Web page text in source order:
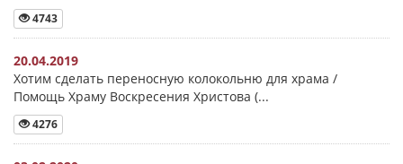
4743
20.04.2019
Хотим сделать переносную колокольню для храма /
Помощь Храму Воскресения Христова (...
4276